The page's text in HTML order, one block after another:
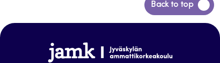
Back to top
Siirry
takaisin
www.jamk.fi